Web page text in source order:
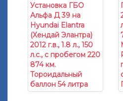
Установка ГБО
Альфа Д 39 на
Hyundai Elantra
(Хендай Элантра)
2012 г.в., 1.8 л., 150
л.с., с пробегом 220
874 км.
Тороидальный
баллон 54 литра